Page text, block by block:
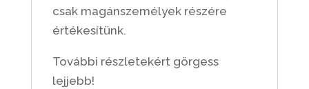
csak magánszemélyek részére
értékesítünk.
További részletekért görgess
lejjebb!